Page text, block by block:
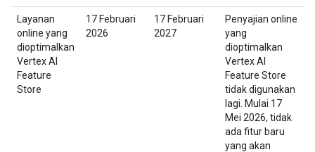
Layanan
online yang
dioptimalkan
Vertex AI
Feature
Store
17 Februari
2026
17 Februari
2027
Penyajian online
yang
dioptimalkan
Vertex AI
Feature Store
tidak digunakan
lagi. Mulai 17
Mei 2026, tidak
ada fitur baru
yang akan